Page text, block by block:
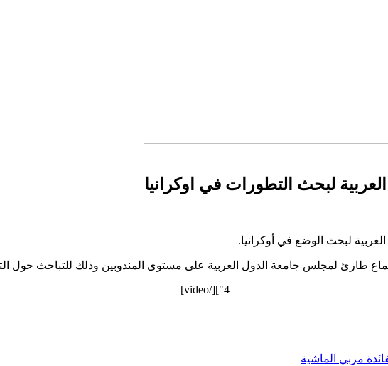
لبحث التطورات في اوكرانيا
لبحث الوضع في أوكرانيا.
طارئ لمجلس جامعة الدول العربية على مستوى المندوبين وذلك للتباحث حول
4"][/video]